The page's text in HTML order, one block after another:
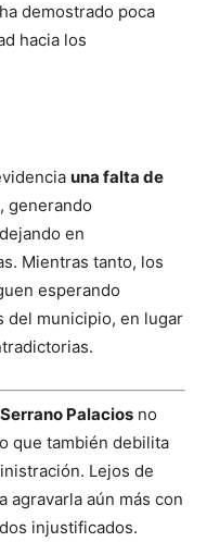
demostrado poca
hacia los
una falta de
, generando
en
Mientras tanto, los
esperando
del municipio, en lugar
Palacios no
que también debilita
Lejos de
agravarla aún más con
injustificados.